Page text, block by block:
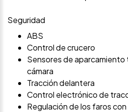
Seguridad
ABS
Control de crucero
Sensores de aparcamiento
cámara
Tracción delantera
Control electrónico de
Regulación de los faros